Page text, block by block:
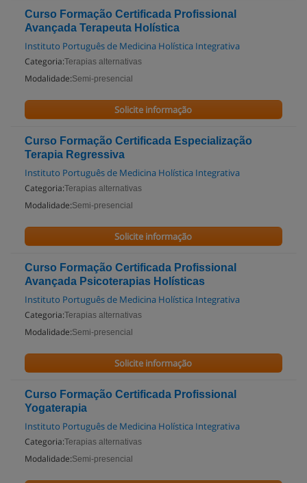
Curso Formação Certificada Profissional
Avançada Terapeuta Holística
Instituto Português de Medicina Holística Integrativa
Categoria:Terapias alternativas
Modalidade:Semi-presencial
Solicite informação
Curso Formação Certificada Especialização
Terapia Regressiva
Instituto Português de Medicina Holística Integrativa
Categoria:Terapias alternativas
Modalidade:Semi-presencial
Solicite informação
Curso Formação Certificada Profissional
Avançada Psicoterapias Holísticas
Instituto Português de Medicina Holística Integrativa
Categoria:Terapias alternativas
Modalidade:Semi-presencial
Solicite informação
Curso Formação Certificada Profissional
Yogaterapia
Instituto Português de Medicina Holística Integrativa
Categoria:Terapias alternativas
Modalidade:Semi-presencial